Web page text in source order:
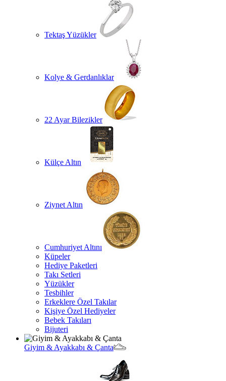
Tektaş Yüzükler
Kolye & Gerdanlıklar
22 Ayar Bilezikler
Külçe Altın
Ziynet Altın
Cumhuriyet Altını
Küpeler
Hediye Paketleri
Takı Setleri
Yüzükler
Tesbihler
Erkeklere Özel Takılar
Kişiye Özel Hediyeler
Bebek Takıları
Bijuteri
Giyim & Ayakkabı & Çanta